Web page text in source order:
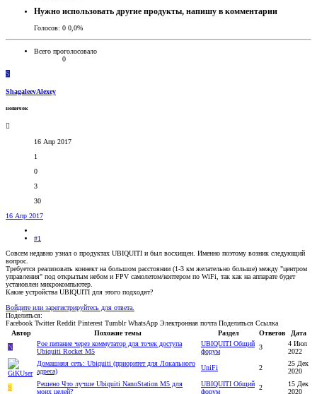
Нужно использовать другие продукты, напишу в комментарии
Голосов: 0 0,0%
Всего проголосовало
0
S
ShagaleevAlexey
новичок
16 Апр 2017
1
0
3
30
16 Апр 2017
#1
Совсем недавно узнал о продуктах UBIQUITI и был восхищен. Именно поэтому возник следующий
вопрос.
Требуется реализовать коннект на большом расстоянии (1-3 км желательно больше) между "центром
управления" под открытым небом и FPV самолетом/коптером по WiFi, так как на аппарате будет
установлен микрокомпьютер.
Какие устройства UBIQUITI для этого подходят?
Войдите или зарегистрируйтесь для ответа.
Поделиться:
Facebook Twitter Reddit Pinterest Tumblr WhatsApp Электронная почта Поделиться Ссылка
Автор
Похожие темы Раздел Ответов
Дата
N
Poe питание через коммутатор для точек доступа
Ubiquiti Rocket M5
UBIQUITI Общий
форум
3
4 Июл
2022
Домашняя сеть: Ubiquiti (приоритет для Локального
адреса)
UniFi 2
25 Дек
2020
S Решено Что лучше Ubiquiti NanoStation M5 для
моих целей?
UBIQUITI Общий
форум
2
15 Дек
2020